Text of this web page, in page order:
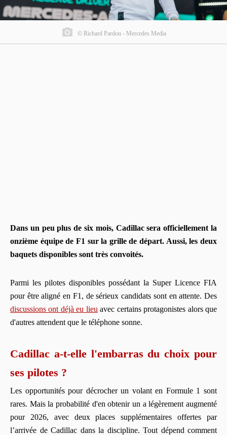
© Richard Pardon - Mercedes Media
Dans un peu plus de six mois, Cadillac sera officiellement la
onzième équipe de F1 sur la grille de départ. Aussi, les deux
baquets disponibles sont très convoités.
Parmi les pilotes disponibles possédant la Super Licence FIA
pour être aligné en F1, de sérieux candidats sont en attente. Des
discussions ont déjà eu lieu avec certains protagonistes alors que
d'autres attendent que le téléphone sonne.
Cadillac a-t-elle l'embarras du choix pour
ses pilotes ?
Les opportunités pour décrocher un volant en Formule 1 sont
rares. Mais la probabilité d'en obtenir un a légèrement augmenté
pour 2026, avec deux places supplémentaires offertes par
l’arrivée de Cadillac dans la discipline. Tout dépend comment